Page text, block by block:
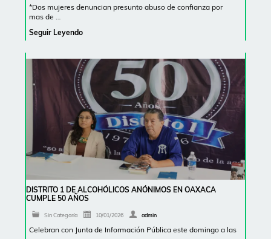
*Dos mujeres denuncian presunto abuso de confianza por
mas de …
Seguir Leyendo
DISTRITO 1 DE ALCOHÓLICOS ANÓNIMOS EN OAXACA
CUMPLE 50 AÑOS
Sin Categoría 10/01/2026 admin
Celebran con Junta de Información Pública este domingo a las